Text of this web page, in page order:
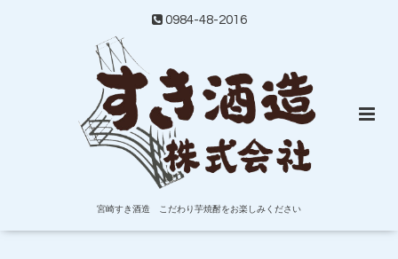
0984-48-2016
宮崎すき酒造 こだわり芋焼酎をお楽しみください